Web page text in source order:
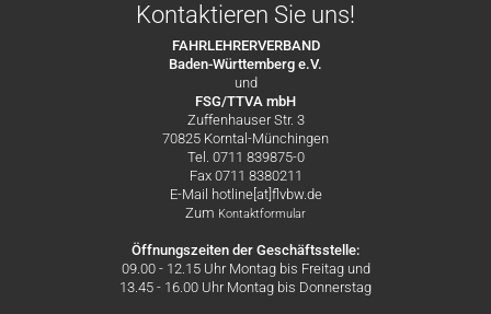
Kontaktieren Sie uns!
FAHRLEHRERVERBAND
Baden-Württemberg e.V.
und
FSG/TTVA mbH
Zuffenhauser Str. 3
70825 Korntal-Münchingen
Tel. 0711 839875-0
Fax 0711 8380211
E-Mail hotline[at]flvbw.de
Zum Kontaktformular
Öffnungszeiten der Geschäftsstelle:
09.00 - 12.15 Uhr Montag bis Freitag und
13.45 - 16.00 Uhr Montag bis Donnerstag